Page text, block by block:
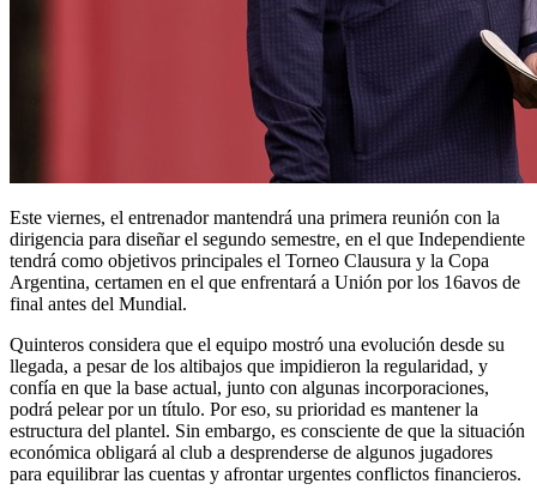
Este viernes, el entrenador mantendrá una primera reunión con la
dirigencia para diseñar el segundo semestre, en el que Independiente
tendrá como objetivos principales el Torneo Clausura y la Copa
Argentina, certamen en el que enfrentará a Unión por los 16avos de
final antes del Mundial.
Quinteros considera que el equipo mostró una evolución desde su
llegada, a pesar de los altibajos que impidieron la regularidad, y
confía en que la base actual, junto con algunas incorporaciones,
podrá pelear por un título. Por eso, su prioridad es mantener la
estructura del plantel. Sin embargo, es consciente de que la situación
económica obligará al club a desprenderse de algunos jugadores
para equilibrar las cuentas y afrontar urgentes conflictos financieros.